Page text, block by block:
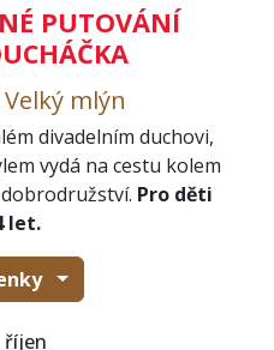
PUTOVÁNÍ
mlýn
divadelním duchovi,
vydá na cestu kolem
Pro děti
let.
říjen